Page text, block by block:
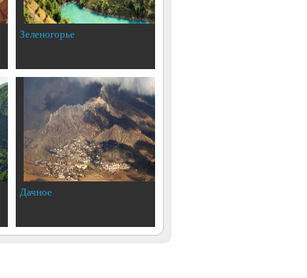
Зеленогорье
Дачное